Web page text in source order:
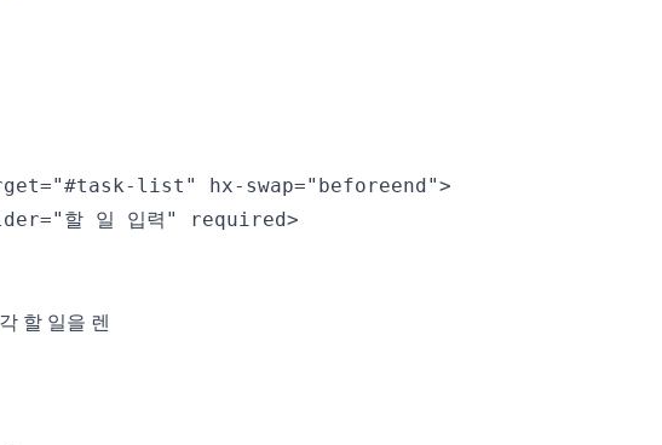
list" hx-swap="beforeend">
할 일 입력" required>
할 일을 렌